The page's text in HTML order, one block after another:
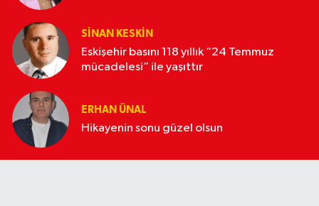
SINAN KESKIN
Eskişehir basını 118 yıllık “24 Temmuz
mücadelesi” ile yaşıttır
ERHAN ÜNAL
Hikayenin sonu güzel olsun